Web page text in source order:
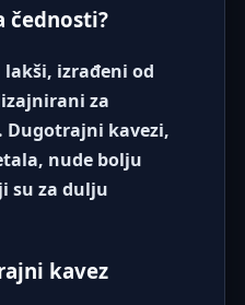
čednosti?
izrađeni od
za
kavezi,
nude bolju
su za dulju
kavez